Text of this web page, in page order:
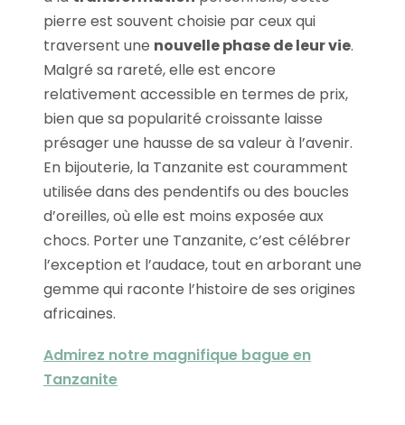
pierre est souvent choisie par ceux qui
traversent une nouvelle phase de leur vie.
Malgré sa rareté, elle est encore
relativement accessible en termes de prix,
bien que sa popularité croissante laisse
présager une hausse de sa valeur à l’avenir.
En bijouterie, la Tanzanite est couramment
utilisée dans des pendentifs ou des boucles
d’oreilles, où elle est moins exposée aux
chocs. Porter une Tanzanite, c’est célébrer
l’exception et l’audace, tout en arborant une
gemme qui raconte l’histoire de ses origines
africaines.
Admirez notre magnifique bague en
Tanzanite